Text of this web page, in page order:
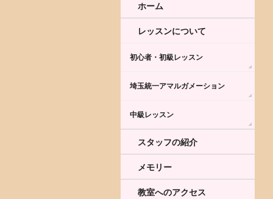
ホーム
レッスンについて
初心者・初級レッスン
埼玉統一アマルガメーション
中級レッスン
スタッフの紹介
メモリー
教室へのアクセス